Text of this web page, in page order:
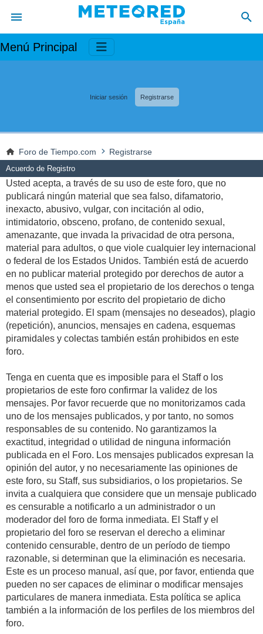
Menú Principal
Iniciar sesión Registrarse
Foro de Tiempo.com Registrarse
Acuerdo de Registro
Usted acepta, a través de su uso de este foro, que no
publicará ningún material que sea falso, difamatorio,
inexacto, abusivo, vulgar, con incitación al odio,
intimidatorio, obsceno, profano, de contenido sexual,
amenazante, que invada la privacidad de otra persona,
material para adultos, o que viole cualquier ley internacional
o federal de los Estados Unidos. También está de acuerdo
en no publicar material protegido por derechos de autor a
menos que usted sea el propietario de los derechos o tenga
el consentimiento por escrito del propietario de dicho
material protegido. El spam (mensajes no deseados), plagio
(repetición), anuncios, mensajes en cadena, esquemas
piramidales y colectas también están prohibidos en este
foro.
Tenga en cuenta que es imposible para el Staff o los
propietarios de este foro confirmar la validez de los
mensajes. Por favor recuerde que no monitorizamos cada
uno de los mensajes publicados, y por tanto, no somos
responsables de su contenido. No garantizamos la
exactitud, integridad o utilidad de ninguna información
publicada en el Foro. Los mensajes publicados expresan la
opinión del autor, y no necesariamente las opiniones de
este foro, su Staff, sus subsidiarios, o los propietarios. Se
invita a cualquiera que considere que un mensaje publicado
es censurable a notificarlo a un administrador o un
moderador del foro de forma inmediata. El Staff y el
propietario del foro se reservan el derecho a eliminar
contenido censurable, dentro de un período de tiempo
razonable, si determinan que la eliminación es necesaria.
Este es un proceso manual, así que, por favor, entienda que
pueden no ser capaces de eliminar o modificar mensajes
particulares de manera inmediata. Esta política se aplica
también a la información de los perfiles de los miembros del
foro.